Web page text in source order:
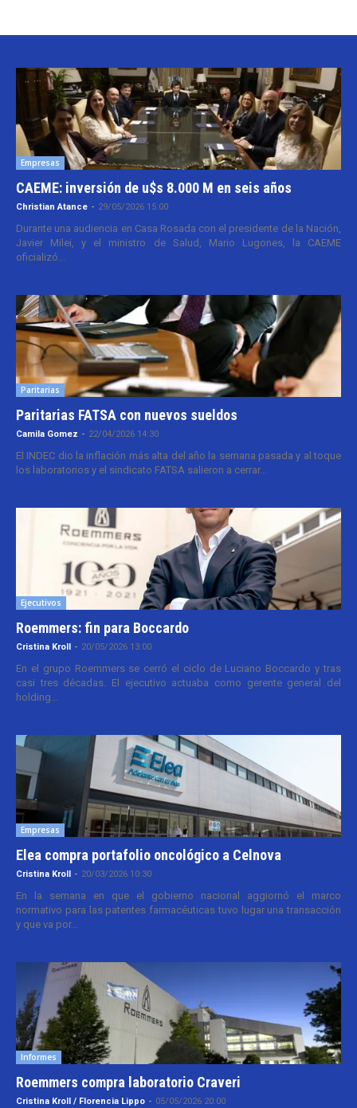
Empresas
CAEME: inversión de u$s 8.000 M en seis años
Christian Atance - 29/05/2026 15:00
Durante una audiencia en Casa Rosada con el presidente de la Nación,
Javier Milei, y el ministro de Salud, Mario Lugones, la CAEME
oficializó...
Paritarias
Paritarias FATSA con nuevos sueldos
Camila Gomez - 22/04/2026 14:30
El INDEC dio la inflación más alta del año la semana pasada y al toque
los laboratorios y el sindicato FATSA salieron a cerrar...
Ejecutivos
Roemmers: fin para Boccardo
Cristina Kroll - 20/05/2026 13:00
En el grupo Roemmers se cerró el ciclo de Luciano Boccardo y tras
casi tres décadas. El ejecutivo actuaba como gerente general del
holding...
Empresas
Elea compra portafolio oncológico a Celnova
Cristina Kroll - 20/03/2026 10:30
En la semana en que el gobierno nacional aggiornó el marco
normativo para las patentes farmacéuticas tuvo lugar una transacción
y que va por...
Informes
Roemmers compra laboratorio Craveri
Cristina Kroll / Florencia Lippo - 05/05/2026 20:00